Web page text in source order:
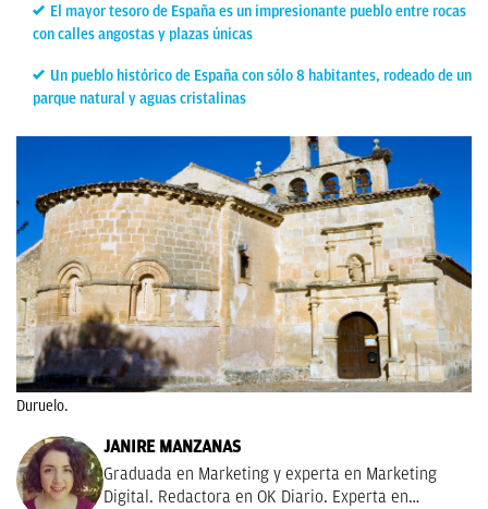
El mayor tesoro de España es un impresionante pueblo entre rocas
con calles angostas y plazas únicas
Un pueblo histórico de España con sólo 8 habitantes, rodeado de un
parque natural y aguas cristalinas
Duruelo.
JANIRE MANZANAS
Graduada en Marketing y experta en Marketing
Digital. Redactora en OK Diario. Experta en